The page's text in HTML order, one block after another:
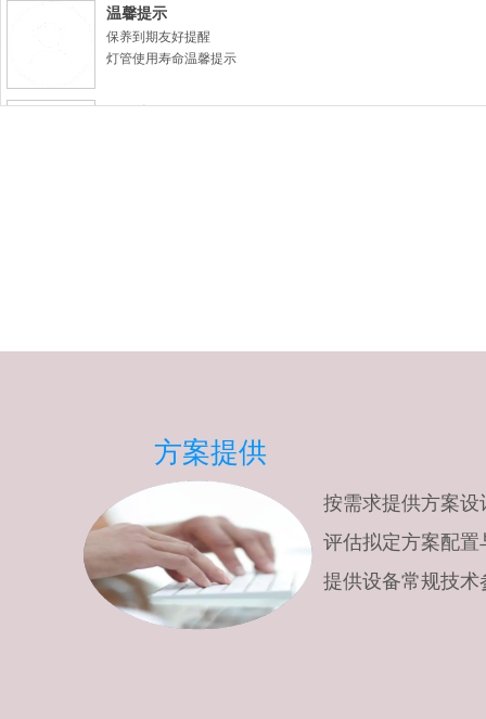
温馨提示
保养到期友好提醒
灯管使用寿命温馨提示
方案提供
按需求提供方案设
评估拟定方案配置
提供设备常规技术